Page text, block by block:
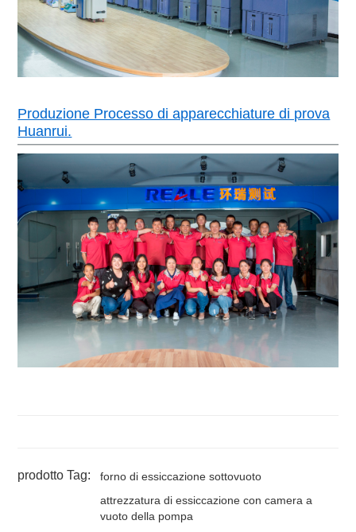
Produzione Processo di apparecchiature di prova
Huanrui.
prodotto Tag:
forno di essiccazione sottovuoto
attrezzatura di essiccazione con camera a
vuoto della pompa